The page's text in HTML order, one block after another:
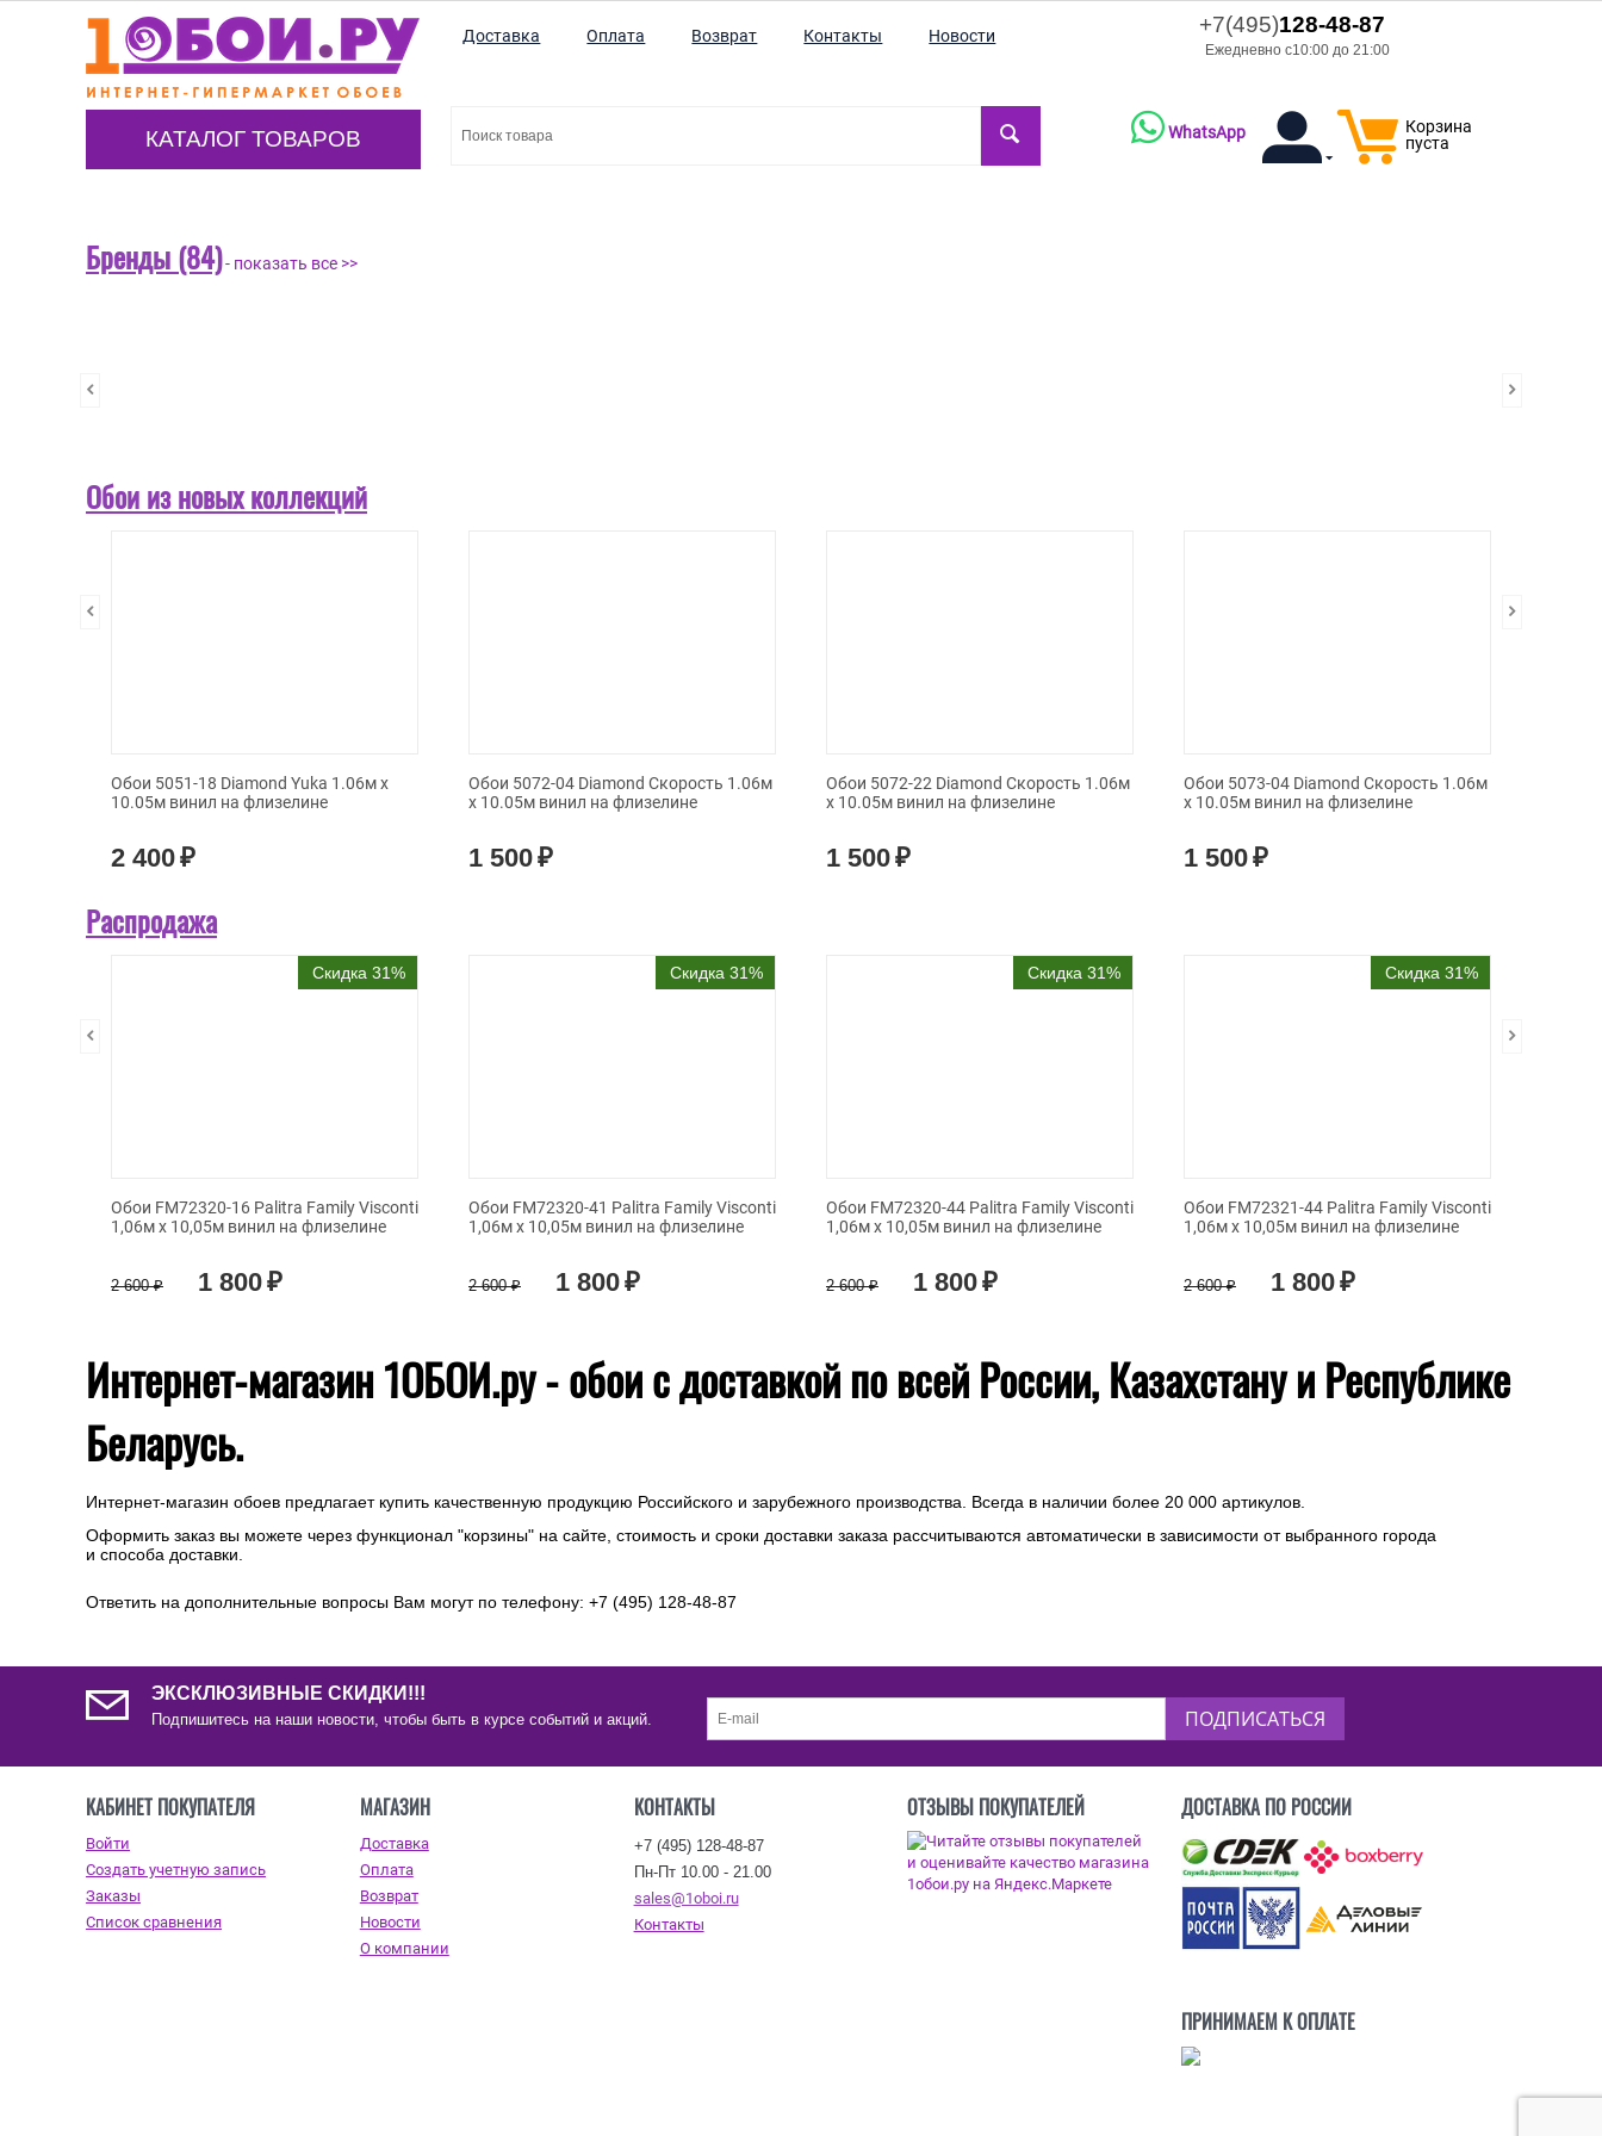
КАТАЛОГ ТОВАРОВ
Доставка Оплата Возврат Контакты Новости +7(495)128-48-87
Ежедневно с10:00 до 21:00
Корзина
пуста
WhatsApp
Бренды (84)- показать все >>
Обои из новых коллекций
Обои 5051-18 Diamond Yuka 1.06м x
10.05м винил на флизелине
2 400₽
Обои 5072-04 Diamond Скорость 1.06м
x 10.05м винил на флизелине
1 500₽
Обои 5072-22 Diamond Скорость 1.06м
x 10.05м винил на флизелине
1 500₽
Обои 5073-04 Diamond Скорость 1.06м
x 10.05м винил на флизелине
1 500₽
Распродажа
Скидка 31%
Обои FM72320-16 Palitra Family Visconti
1,06м х 10,05м винил на флизелине
2 600 ₽ 1 800₽
Скидка 31%
Обои FM72320-41 Palitra Family Visconti
1,06м х 10,05м винил на флизелине
2 600 ₽ 1 800₽
Скидка 31%
Обои FM72320-44 Palitra Family Visconti
1,06м х 10,05м винил на флизелине
2 600 ₽ 1 800₽
Скидка 31%
Обои FM72321-44 Palitra Family Visconti
1,06м х 10,05м винил на флизелине
2 600 ₽ 1 800₽
Интернет-магазин 1ОБОИ.ру - обои с доставкой по всей России, Казахстану и Республике
Беларусь.
Интернет-магазин обоев предлагает купить качественную продукцию Российского и зарубежного производства. Всегда в наличии более 20 000 артикулов.
Оформить заказ вы можете через функционал "корзины" на сайте, стоимость и сроки доставки заказа рассчитываются автоматически в зависимости от выбранного города
и способа доставки.
Ответить на дополнительные вопросы Вам могут по телефону: +7 (495) 128-48-87
ЭКСКЛЮЗИВНЫЕ СКИДКИ!!!
Подпишитесь на наши новости, чтобы быть в курсе событий и акций. ПОДПИСАТЬСЯ
КАБИНЕТ ПОКУПАТЕЛЯ
Войти
Создать учетную запись
Заказы
Список сравнения
МАГАЗИН
Доставка
Оплата
Возврат
Новости
О компании
КОНТАКТЫ
+7 (495) 128-48-87
Пн-Пт 10.00 - 21.00
sales@1oboi.ru
Контакты
ОТЗЫВЫ ПОКУПАТЕЛЕЙ ДОСТАВКА ПО РОССИИ
ПРИНИМАЕМ К ОПЛАТЕ